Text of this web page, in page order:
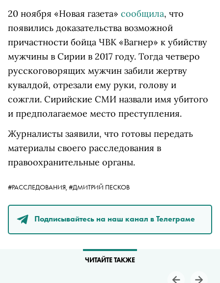
20 ноября «Новая газета» сообщила, что
появились доказательства возможной
причастности бойца ЧВК «Вагнер» к убийству
мужчины в Сирии в 2017 году. Тогда четверо
русскоговорящих мужчин забили жертву
кувалдой, отрезали ему руки, голову и
сожгли. Сирийские СМИ назвали имя убитого
и предполагаемое место преступления.
Журналисты заявили, что готовы передать
материалы своего расследования в
правоохранительные органы.
#РАССЛЕДОВАНИЯ, #ДМИТРИЙ ПЕСКОВ
Подписывайтесь на наш канал в Телеграме
ЧИТАЙТЕ ТАКЖЕ